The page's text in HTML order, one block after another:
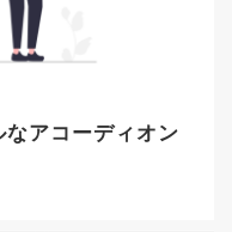
なアコーディオン